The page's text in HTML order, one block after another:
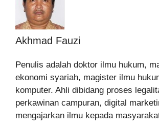
Akhmad Fauzi
Penulis adalah doktor ilmu hukum,
ekonomi syariah, magister ilmu
komputer. Ahli dibidang proses
perkawinan campuran, digital
mengajarkan ilmu kepada